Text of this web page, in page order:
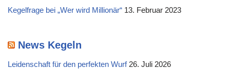
Kegelfrage bei „Wer wird Millionär“ 13. Februar 2023
News Kegeln
Leidenschaft für den perfekten Wurf 26. Juli 2026